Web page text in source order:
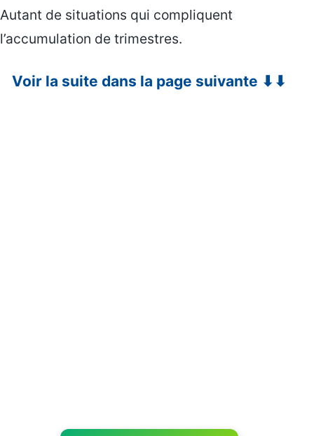
Autant de situations qui compliquent
l’accumulation de trimestres.
Voir la suite dans la page suivante ⬇⬇